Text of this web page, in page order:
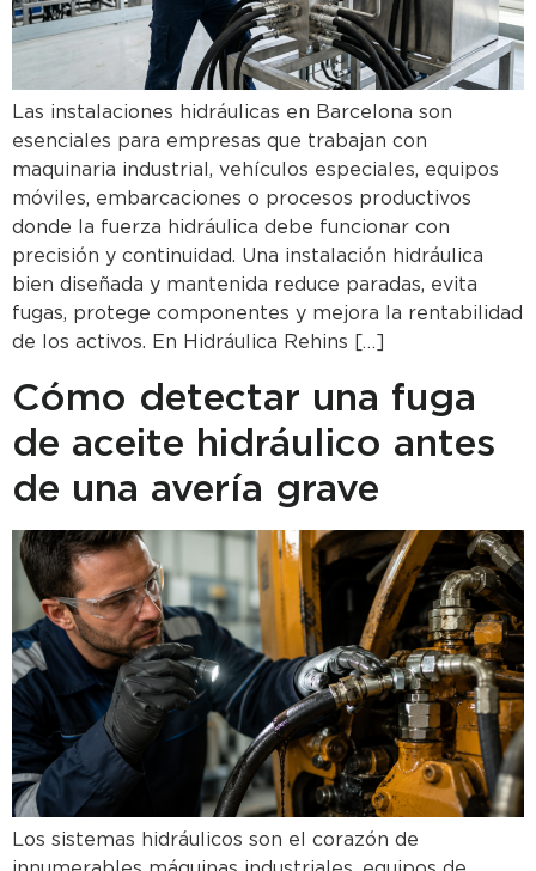
Las instalaciones hidráulicas en Barcelona son
esenciales para empresas que trabajan con
maquinaria industrial, vehículos especiales, equipos
móviles, embarcaciones o procesos productivos
donde la fuerza hidráulica debe funcionar con
precisión y continuidad. Una instalación hidráulica
bien diseñada y mantenida reduce paradas, evita
fugas, protege componentes y mejora la rentabilidad
de los activos. En Hidráulica Rehins […]
Cómo detectar una fuga
de aceite hidráulico antes
de una avería grave
Los sistemas hidráulicos son el corazón de